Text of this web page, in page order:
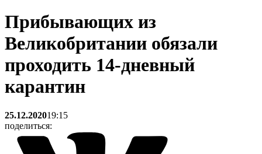
Прибывающих из
Великобритании обязали
проходить 14-дневный
карантин
25.12.202019:15
поделиться: